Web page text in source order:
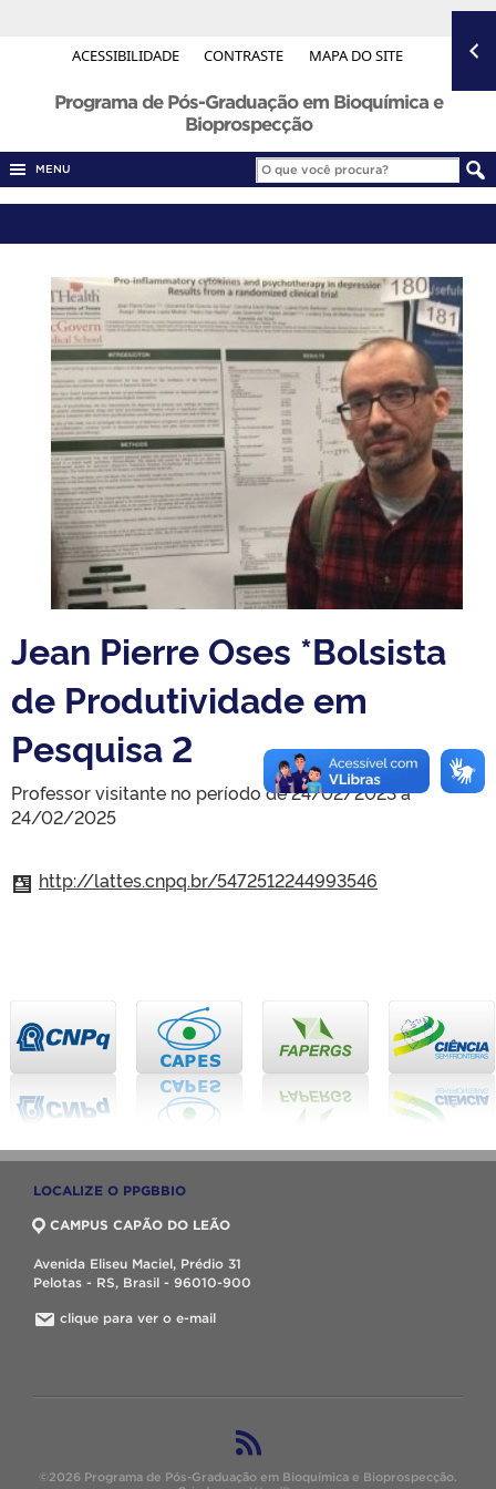
ACESSIBILIDADE CONTRASTE MAPA DO SITE
Programa de Pós-Graduação em Bioquímica e
Bioprospecção
MENU
Jean Pierre Oses *Bolsista
de Produtividade em
Pesquisa 2
Professor visitante no período de 24/02/2023 a
24/02/2025
http://lattes.cnpq.br/5472512244993546
LOCALIZE O PPGBBIO
CAMPUS CAPÃO DO LEÃO
Avenida Eliseu Maciel, Prédio 31
Pelotas - RS, Brasil - 96010-900
clique para ver o e-mail
©2026 Programa de Pós-Graduação em Bioquímica e Bioprospecção.